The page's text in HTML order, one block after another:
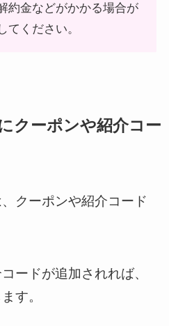
約金などがかかる場合が
てください。
クーポンや紹介コー
クーポンや紹介コード
ードが追加されれば、
す。